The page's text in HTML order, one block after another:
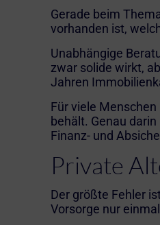
Gerade beim
vorhanden ist,
Unabhängige
zwar solide wirkt,
Jahren
Für viele
behält. Genau
Finanz- und
Private
Der größte Fehler
Vorsorge nur